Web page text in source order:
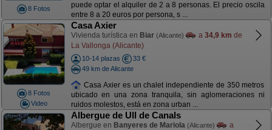
8 Fotos
puede optar el alquiler de 2 a 8 personas. El precio oscila
entre 8 a 20 euros por persona, s ...
8 Fotos
Video
Casa Axier
Vivienda turística en Biar (Alicante) a 34,9 km de
La Vallonga (Alicante)
10-14 plazas
33 €
49 km de Alicante
Casa Axier es un chalet independiente de 350 metros
ubicado en una zona tranquila, sin aglomeraciones ni
ruidos molestos, está en zona urban ...
Albergue de Ull de Canals
Albergue en Banyeres de Mariola (Alicante)
a